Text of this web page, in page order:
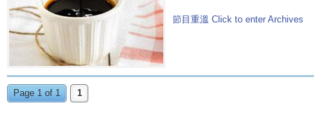
節目重溫 Click to enter Archives
Page 1 of 1 1